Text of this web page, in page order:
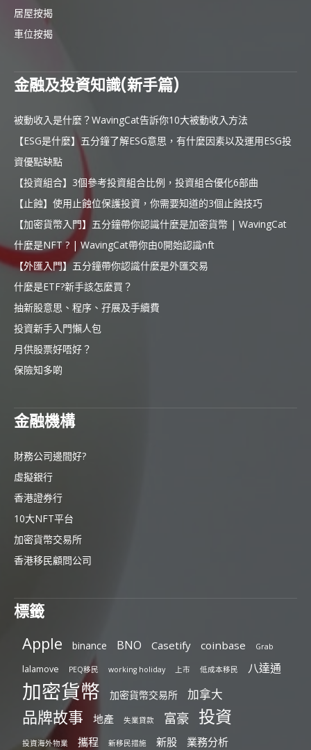
居屋按揭
車位按揭
金融及投資知識(新手篇)
被動收入是什麼？WavingCat告訴你10大被動收入方法
【ESG是什麼】五分鐘了解ESG意思，有什麼因素以及運用ESG投
資優點缺點
【投資組合】3個參考投資組合比例，投資組合優化6部曲
【止蝕】使用止蝕位保護投資，你需要知道的3個止蝕技巧
【加密貨幣入門】五分鐘帶你認識什麼是加密貨幣 | WavingCat
什麼是NFT ? | WavingCat帶你由0開始認識nft
【外匯入門】五分鐘帶你認識什麼是外匯交易
什麼是ETF?新手該怎麼買？
抽新股意思、程序、孖展及手續費
投資新手入門懶人包
月供股票好唔好？
保險知多啲
金融機構
財務公司邊間好?
虛擬銀行
香港證券行
10大NFT平台
加密貨幣交易所
香港移民顧問公司
標籤
Apple binance BNO Casetify coinbase Grab
lalamove PEQ移民 working holiday 上市 低成本移民 八達通
加密貨幣 加密貨幣交易所 加拿大
品牌故事 地產 失業貸款 富豪 投資
投資海外物業 攜程 新移民措施 新股 業務分析